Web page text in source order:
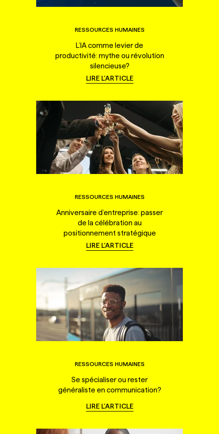
RESSOURCES HUMAINES
L’IA comme levier de
productivité: mythe ou révolution
silencieuse?
LIRE L'ARTICLE
RESSOURCES HUMAINES
Anniversaire d’entreprise: passer
de la célébration au
positionnement stratégique
LIRE L'ARTICLE
RESSOURCES HUMAINES
Se spécialiser ou rester
généraliste en communication?
LIRE L'ARTICLE